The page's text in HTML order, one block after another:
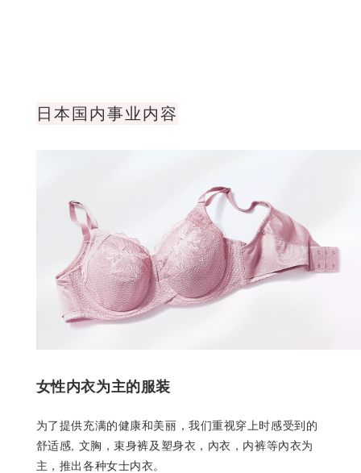
日本国内事业内容
女性内衣为主的服装
为了提供充满的健康和美丽，我们重视穿上时感受到的
舒适感, 文胸，束身裤及塑身衣，內衣，内裤等內衣为
主，推出各种女士内衣。